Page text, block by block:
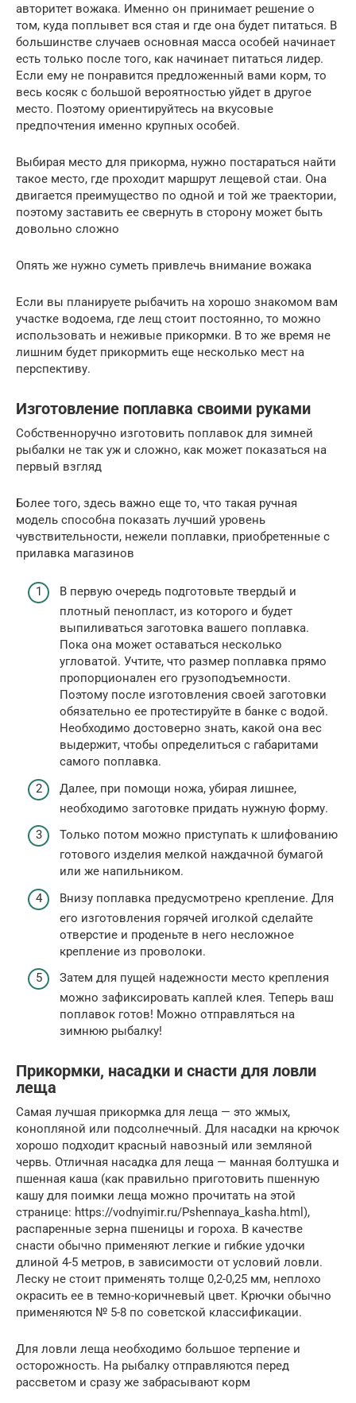
авторитет вожака. Именно он принимает решение о
том, куда поплывет вся стая и где она будет питаться. В
большинстве случаев основная масса особей начинает
есть только после того, как начинает питаться лидер.
Если ему не понравится предложенный вами корм, то
весь косяк с большой вероятностью уйдет в другое
место. Поэтому ориентируйтесь на вкусовые
предпочтения именно крупных особей.
Выбирая место для прикорма, нужно постараться найти
такое место, где проходит маршрут лещевой стаи. Она
двигается преимущество по одной и той же траектории,
поэтому заставить ее свернуть в сторону может быть
довольно сложно
Опять же нужно суметь привлечь внимание вожака
Если вы планируете рыбачить на хорошо знакомом вам
участке водоема, где лещ стоит постоянно, то можно
использовать и неживые прикормки. В то же время не
лишним будет прикормить еще несколько мест на
перспективу.
Изготовление поплавка своими руками
Собственноручно изготовить поплавок для зимней
рыбалки не так уж и сложно, как может показаться на
первый взгляд
Более того, здесь важно еще то, что такая ручная
модель способна показать лучший уровень
чувствительности, нежели поплавки, приобретенные с
прилавка магазинов
В первую очередь подготовьте твердый и
плотный пенопласт, из которого и будет
выпиливаться заготовка вашего поплавка.
Пока она может оставаться несколько
угловатой. Учтите, что размер поплавка прямо
пропорционален его грузоподъемности.
Поэтому после изготовления своей заготовки
обязательно ее протестируйте в банке с водой.
Необходимо достоверно знать, какой она вес
выдержит, чтобы определиться с габаритами
самого поплавка.
Далее, при помощи ножа, убирая лишнее,
необходимо заготовке придать нужную форму.
Только потом можно приступать к шлифованию
готового изделия мелкой наждачной бумагой
или же напильником.
Внизу поплавка предусмотрено крепление. Для
его изготовления горячей иголкой сделайте
отверстие и проденьте в него несложное
крепление из проволоки.
Затем для пущей надежности место крепления
можно зафиксировать каплей клея. Теперь ваш
поплавок готов! Можно отправляться на
зимнюю рыбалку!
Прикормки, насадки и снасти для ловли
леща
Самая лучшая прикормка для леща — это жмых,
конопляной или подсолнечный. Для насадки на крючок
хорошо подходит красный навозный или земляной
червь. Отличная насадка для леща — манная болтушка и
пшенная каша (как правильно приготовить пшенную
кашу для поимки леща можно прочитать на этой
странице: https://vodnyimir.ru/Pshennaya_kasha.html),
распаренные зерна пшеницы и гороха. В качестве
снасти обычно применяют легкие и гибкие удочки
длиной 4-5 метров, в зависимости от условий ловли.
Леску не стоит применять толще 0,2-0,25 мм, неплохо
окрасить ее в темно-коричневый цвет. Крючки обычно
применяются № 5-8 по советской классификации.
Для ловли леща необходимо большое терпение и
осторожность. На рыбалку отправляются перед
рассветом и сразу же забрасывают корм